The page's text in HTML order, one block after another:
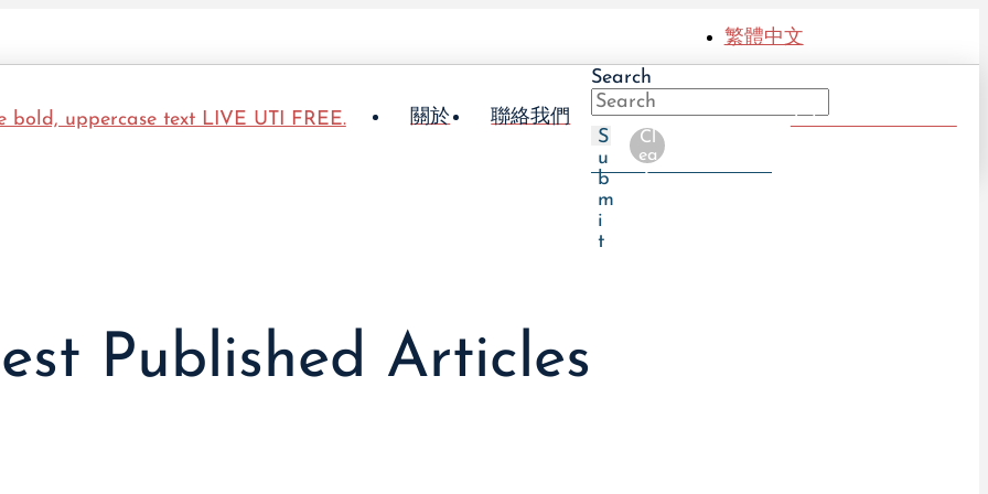
繁體中文
關於 聯絡我們
Search
S
u
b
m
i
t
Cl
ea
r
Take The UTI Quiz
Published Articles